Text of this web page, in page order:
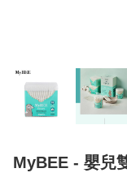
MyBEE - 嬰兒